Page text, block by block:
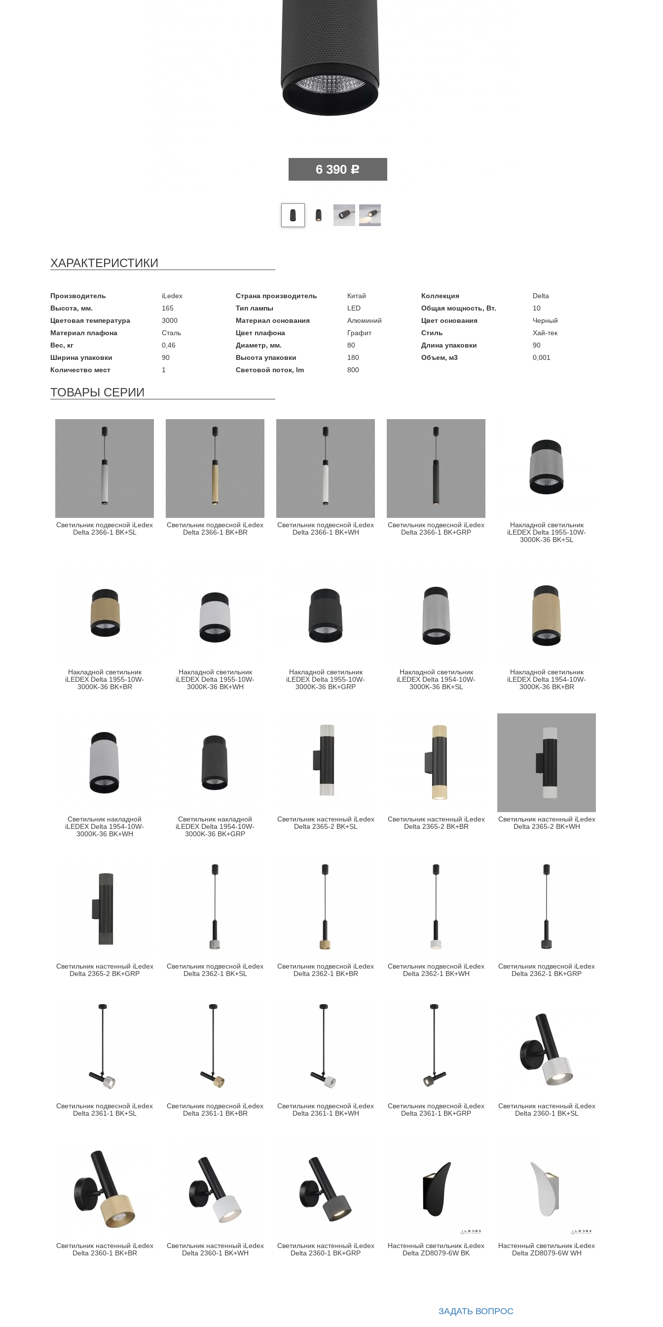
6 390 Р
ХАРАКТЕРИСТИКИ
Производитель iLedex Страна производитель Китай Коллекция
Delta
Высота, мм.
165 Тип лампы LED Общая мощность, Вт.
10
Цветовая температура
3000 Материал основания Алюминий Цвет основания
Черный
Материал плафона
Сталь Цвет плафона Графит Стиль
Хай-тек
Вес, кг
0,46 Диаметр, мм. 80 Длина упаковки
90
Ширина упаковки
90 Высота упаковки 180 Объем, м3
0,001
Количество мест
1 Световой поток, lm 800
ТОВАРЫ СЕРИИ
Светильник подвесной iLedex
Delta 2366-1 BK+SL
Светильник подвесной iLedex
Delta 2366-1 BK+BR
Светильник подвесной iLedex
Delta 2366-1 BK+WH
Светильник подвесной iLedex
Delta 2366-1 BK+GRP
Накладной светильник
iLEDEX Delta 1955-10W-
3000K-36 BK+SL
Накладной светильник
iLEDEX Delta 1955-10W-
3000K-36 BK+BR
Накладной светильник
iLEDEX Delta 1955-10W-
3000K-36 BK+WH
Накладной светильник
iLEDEX Delta 1955-10W-
3000K-36 BK+GRP
Накладной светильник
iLEDEX Delta 1954-10W-
3000K-36 BK+SL
Накладной светильник
iLEDEX Delta 1954-10W-
3000K-36 BK+BR
Светильник накладной
iLEDEX Delta 1954-10W-
3000K-36 BK+WH
Светильник накладной
iLEDEX Delta 1954-10W-
3000K-36 BK+GRP
Светильник настенный iLedex
Delta 2365-2 BK+SL
Светильник настенный iLedex
Delta 2365-2 BK+BR
Светильник настенный iLedex
Delta 2365-2 BK+WH
Светильник настенный iLedex
Delta 2365-2 BK+GRP
Светильник подвесной iLedex
Delta 2362-1 BK+SL
Светильник подвесной iLedex
Delta 2362-1 BK+BR
Светильник подвесной iLedex
Delta 2362-1 BK+WH
Светильник подвесной iLedex
Delta 2362-1 BK+GRP
Светильник подвесной iLedex
Delta 2361-1 BK+SL
Светильник подвесной iLedex
Delta 2361-1 BK+BR
Светильник подвесной iLedex
Delta 2361-1 BK+WH
Светильник подвесной iLedex
Delta 2361-1 BK+GRP
Светильник настенный iLedex
Delta 2360-1 BK+SL
Светильник настенный iLedex
Delta 2360-1 BK+BR
Светильник настенный iLedex
Delta 2360-1 BK+WH
Светильник настенный iLedex
Delta 2360-1 BK+GRP
Настенный светильник iLedex
Delta ZD8079-6W BK
Настенный светильник iLedex
Delta ZD8079-6W WH
ЗАДАТЬ ВОПРОС